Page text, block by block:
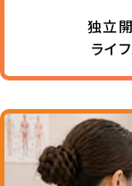
独立
ライ